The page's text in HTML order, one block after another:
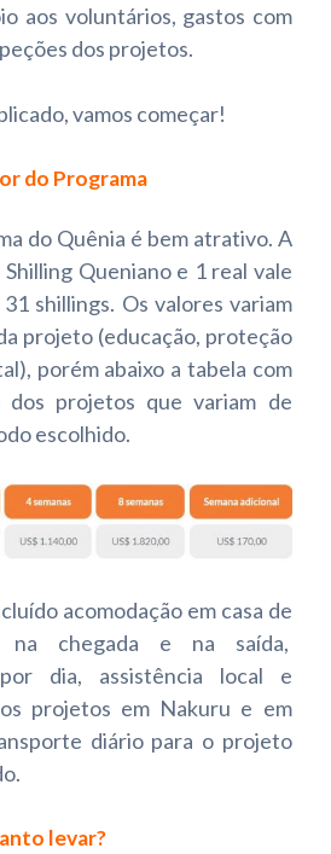
aos voluntários, gastos com
dos projetos.
vamos começar!
do Programa
do Quênia é bem atrativo. A
Queniano e 1 real vale
shillings. Os valores variam
projeto (educação, proteção
porém abaixo a tabela com
dos projetos que variam de
escolhido.
acomodação em casa de
na chegada e na saída,
dia, assistência local e
projetos em Nakuru e em
diário para o projeto
levar?